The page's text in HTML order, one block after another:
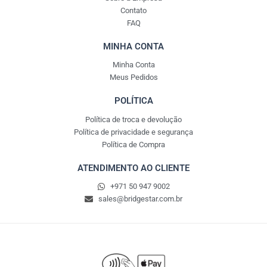
Contato
FAQ
MINHA CONTA
Minha Conta
Meus Pedidos
POLÍTICA
Política de troca e devolução
Política de privacidade e segurança
Política de Compra
ATENDIMENTO AO CLIENTE
+971 50 947 9002
sales@bridgestar.com.br